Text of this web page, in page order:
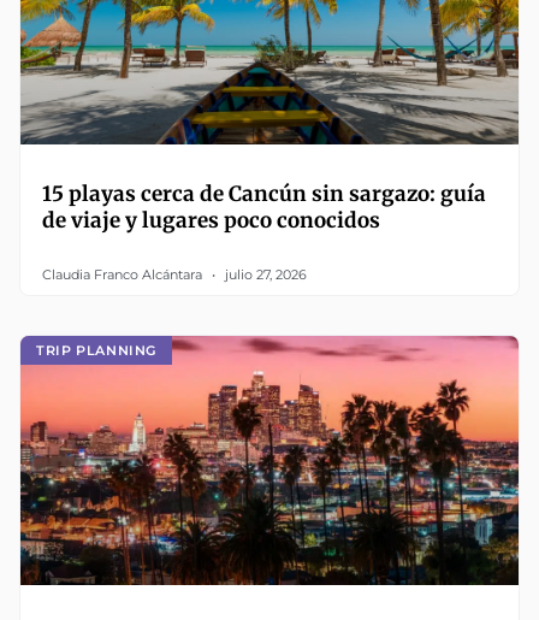
15 playas cerca de Cancún sin sargazo: guía
de viaje y lugares poco conocidos
Claudia Franco Alcántara julio 27, 2026
TRIP PLANNING